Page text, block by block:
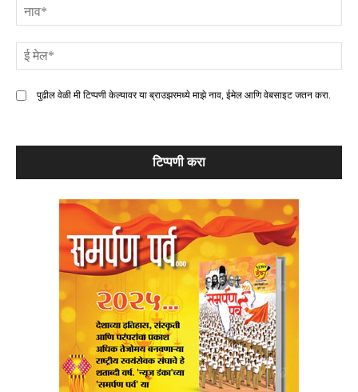
पुढील वेळी मी टिप्पणी केल्यावर या ब्राउझरमध्ये माझे नाव, ईमेल आणि वेबसाइट जतन करा.